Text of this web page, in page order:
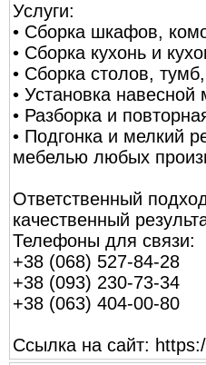
Услуги:
• Сборка шкафов,
• Сборка кухонь и
• Сборка столов,
• Установка
• Разборка и
• Подгонка и мелкий
мебелью любых
Ответственный
качественный
Телефоны для связи:
+38 (068) 527-84-28
+38 (093) 230-73-34
+38 (063) 404-00-80
Ссылка на сайт: